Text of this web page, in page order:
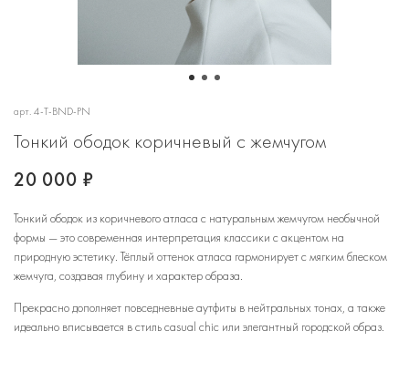
арт.4-T-BND-PN
Тонкий ободок коричневый с жемчугом
20 000 ₽
Тонкий ободок из коричневого атласа с натуральным жемчугом необычной
формы — это современная интерпретация классики с акцентом на
природную эстетику. Тёплый оттенок атласа гармонирует с мягким блеском
жемчуга, создавая глубину и характер образа.
Прекрасно дополняет повседневные аутфиты в нейтральных тонах, а также
идеально вписывается в стиль casual chic или элегантный городской образ.